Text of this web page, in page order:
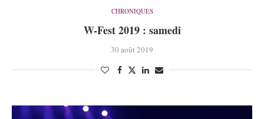
CHRONIQUES
W-Fest 2019 : samedi
30 août 2019